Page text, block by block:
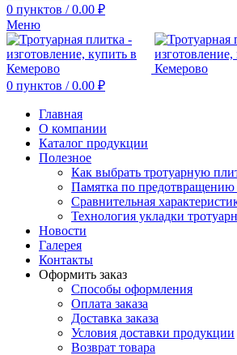
0 пунктов / 0.00 ₽
Меню
0 пунктов / 0.00 ₽
Главная
О компании
Каталог продукции
Полезное
Как выбрать тротуарную
Памятка по предотвращению
Сравнительная
Технология укладки
Новости
Галерея
Контакты
Оформить заказ
Способы оформления
Оплата заказа
Доставка заказа
Условия доставки продукции
Возврат товара